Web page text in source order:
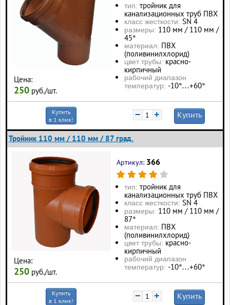
Цена:
250 руб./шт.
тип: тройник для
канализационных труб ПВХ
класс жесткости: SN 4
размеры: 110 мм / 110 мм /
45°
материал: ПВХ
(поливинилхлорид)
цвет трубы: красно-
кирпичный
рабочий диапазон
температур: -10°…+60°
Купить
в 1 клик!
− + Купить
Тройник 110 мм / 110 мм / 87 град.
Цена:
250 руб./шт.
Артикул: 366
тип: тройник для
канализационных труб ПВХ
класс жесткости: SN 4
размеры: 110 мм / 110 мм /
87°
материал: ПВХ
(поливинилхлорид)
цвет трубы: красно-
кирпичный
рабочий диапазон
температур: -10°…+60°
Купить
в 1 клик!
− + Купить